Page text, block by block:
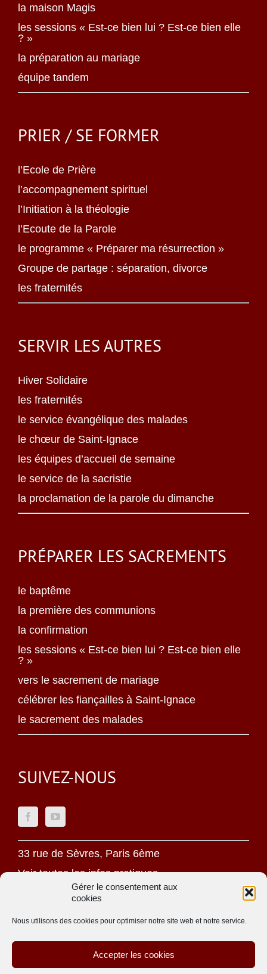
Gérer le consentement aux
cookies
Nous utilisons des cookies pour optimiser notre site web et notre service.
Accepter les cookies
la maison Magis
les sessions « Est-ce bien lui ? Est-ce bien elle
? »
la préparation au mariage
équipe tandem
PRIER / SE FORMER
l’Ecole de Prière
l’accompagnement spirituel
l’Initiation à la théologie
l’Ecoute de la Parole
le programme « Préparer ma résurrection »
Groupe de partage : séparation, divorce
les fraternités
SERVIR LES AUTRES
Hiver Solidaire
les fraternités
le service évangélique des malades
le chœur de Saint-Ignace
les équipes d’accueil de semaine
le service de la sacristie
la proclamation de la parole du dimanche
PRÉPARER LES SACREMENTS
le baptême
la première des communions
la confirmation
les sessions « Est-ce bien lui ? Est-ce bien elle
? »
vers le sacrement de mariage
célébrer les fiançailles à Saint-Ignace
le sacrement des malades
SUIVEZ-NOUS
33 rue de Sèvres, Paris 6ème
Voir toutes les infos pratiques
Mentions légales
Politique de confidentialité
Une oeuvre jésuite
Site réalisé parACCK